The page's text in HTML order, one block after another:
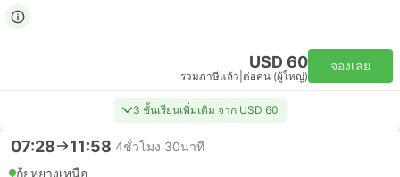
USD 60
รวมภาษีแล้ว ต่อคน (ผู้ใหญ่)
จองเลย
3 ชั้นเรียนเพิ่มเติม จาก USD 60
07:28 11:58 4ชั่วโมง 30นาที
กุ้ยหยางเหนือ